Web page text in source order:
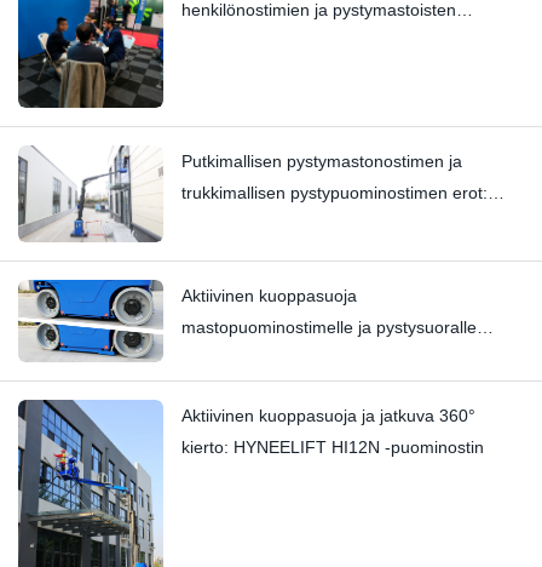
henkilönostimien ja pystymastoisten
Putkimallisen pystymastonostimen ja
trukkimallisen pystypuominostimen erot:
Aktiivinen kuoppasuoja
mastopuominostimelle ja pystysuoralle
Aktiivinen kuoppasuoja ja jatkuva 360°
kierto: HYNEELIFT HI12N -puominostin